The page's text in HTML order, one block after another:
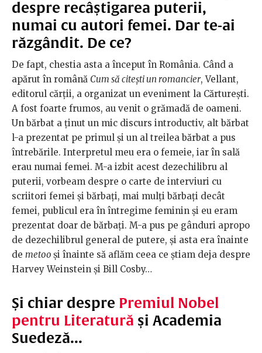
despre recâștigarea puterii,
numai cu autori femei. Dar te-ai
răzgândit. De ce?
De fapt, chestia asta a început în România. Când a
apărut în română Cum să citești un romancier, Vellant,
editorul cărții, a organizat un eveniment la Cărturești.
A fost foarte frumos, au venit o grămadă de oameni.
Un bărbat a ținut un mic discurs introductiv, alt bărbat
l-a prezentat pe primul și un al treilea bărbat a pus
întrebările. Interpretul meu era o femeie, iar în sală
erau numai femei. M-a izbit acest dezechilibru al
puterii, vorbeam despre o carte de interviuri cu
scriitori femei și bărbați, mai mulți bărbați decât
femei, publicul era în întregime feminin și eu eram
prezentat doar de bărbați. M-a pus pe gânduri apropo
de dezechilibrul general de putere, și asta era înainte
de metoo și înainte să aflăm ceea ce știam deja despre
Harvey Weinstein și Bill Cosby…
Și chiar despre Premiul Nobel
pentru Literatură și Academia
Suedeză...